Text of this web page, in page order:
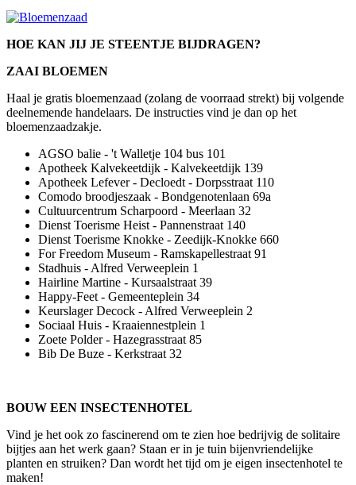
HOE KAN JIJ JE STEENTJE BIJDRAGEN?
ZAAI BLOEMEN
Haal je gratis bloemenzaad (zolang de voorraad strekt) bij volgende
deelnemende handelaars. De instructies vind je dan op het
bloemenzaadzakje.
AGSO balie - 't Walletje 104 bus 101
Apotheek Kalvekeetdijk - Kalvekeetdijk 139
Apotheek Lefever - Decloedt - Dorpsstraat 110
Comodo broodjeszaak - Bondgenotenlaan 69a
Cultuurcentrum Scharpoord - Meerlaan 32
Dienst Toerisme Heist - Pannenstraat 140
Dienst Toerisme Knokke - Zeedijk-Knokke 660
For Freedom Museum - Ramskapellestraat 91
Stadhuis - Alfred Verweeplein 1
Hairline Martine - Kursaalstraat 39
Happy-Feet - Gemeenteplein 34
Keurslager Decock - Alfred Verweeplein 2
Sociaal Huis - Kraaiennestplein 1
Zoete Polder - Hazegrasstraat 85
Bib De Buze - Kerkstraat 32
BOUW EEN INSECTENHOTEL
Vind je het ook zo fascinerend om te zien hoe bedrijvig de solitaire
bijtjes aan het werk gaan? Staan er in je tuin bijenvriendelijke
planten en struiken? Dan wordt het tijd om je eigen insectenhotel te
maken!